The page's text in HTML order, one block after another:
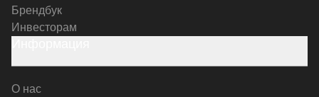
Брендбук
Инвесторам
О нас